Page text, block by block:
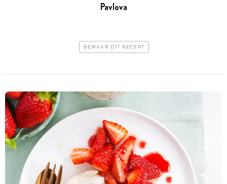
Pavlova
BEWAAR DIT RECEPT